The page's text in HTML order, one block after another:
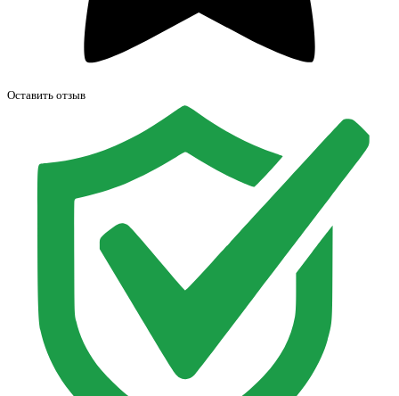
Оставить отзыв